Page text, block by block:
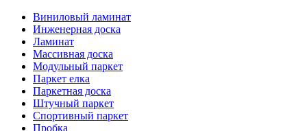
Виниловый ламинат
Инженерная доска
Ламинат
Массивная доска
Модульный паркет
Паркет елка
Паркетная доска
Штучный паркет
Спортивный паркет
Пробка